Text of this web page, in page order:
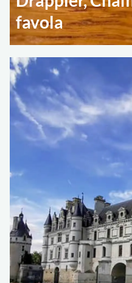
favola